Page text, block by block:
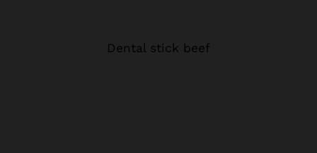
Dental stick beef